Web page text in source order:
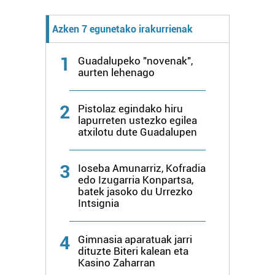
Webgune honek cookie propioak eta hirugarrenen cookie-
fitxategiak erabiltzen ditu. Zure esperientzia eta
zerbitzuak hobetzeko asmoz, cookie teknologiaz
baliatzen gara. Ohar hau onartuz gero, teknologia hori
erabiltzeko baimen esplizitua ematen diguzu.
Azken 7 egunetako irakurrienak
1
Guadalupeko "novenak",
aurten lehenago
2
Pistolaz egindako hiru
lapurreten ustezko egilea
atxilotu dute Guadalupen
3
Ioseba Amunarriz, Kofradia
edo Izugarria Konpartsa,
batek jasoko du Urrezko
Intsignia
4
Gimnasia aparatuak jarri
dituzte Biteri kalean eta
Kasino Zaharran